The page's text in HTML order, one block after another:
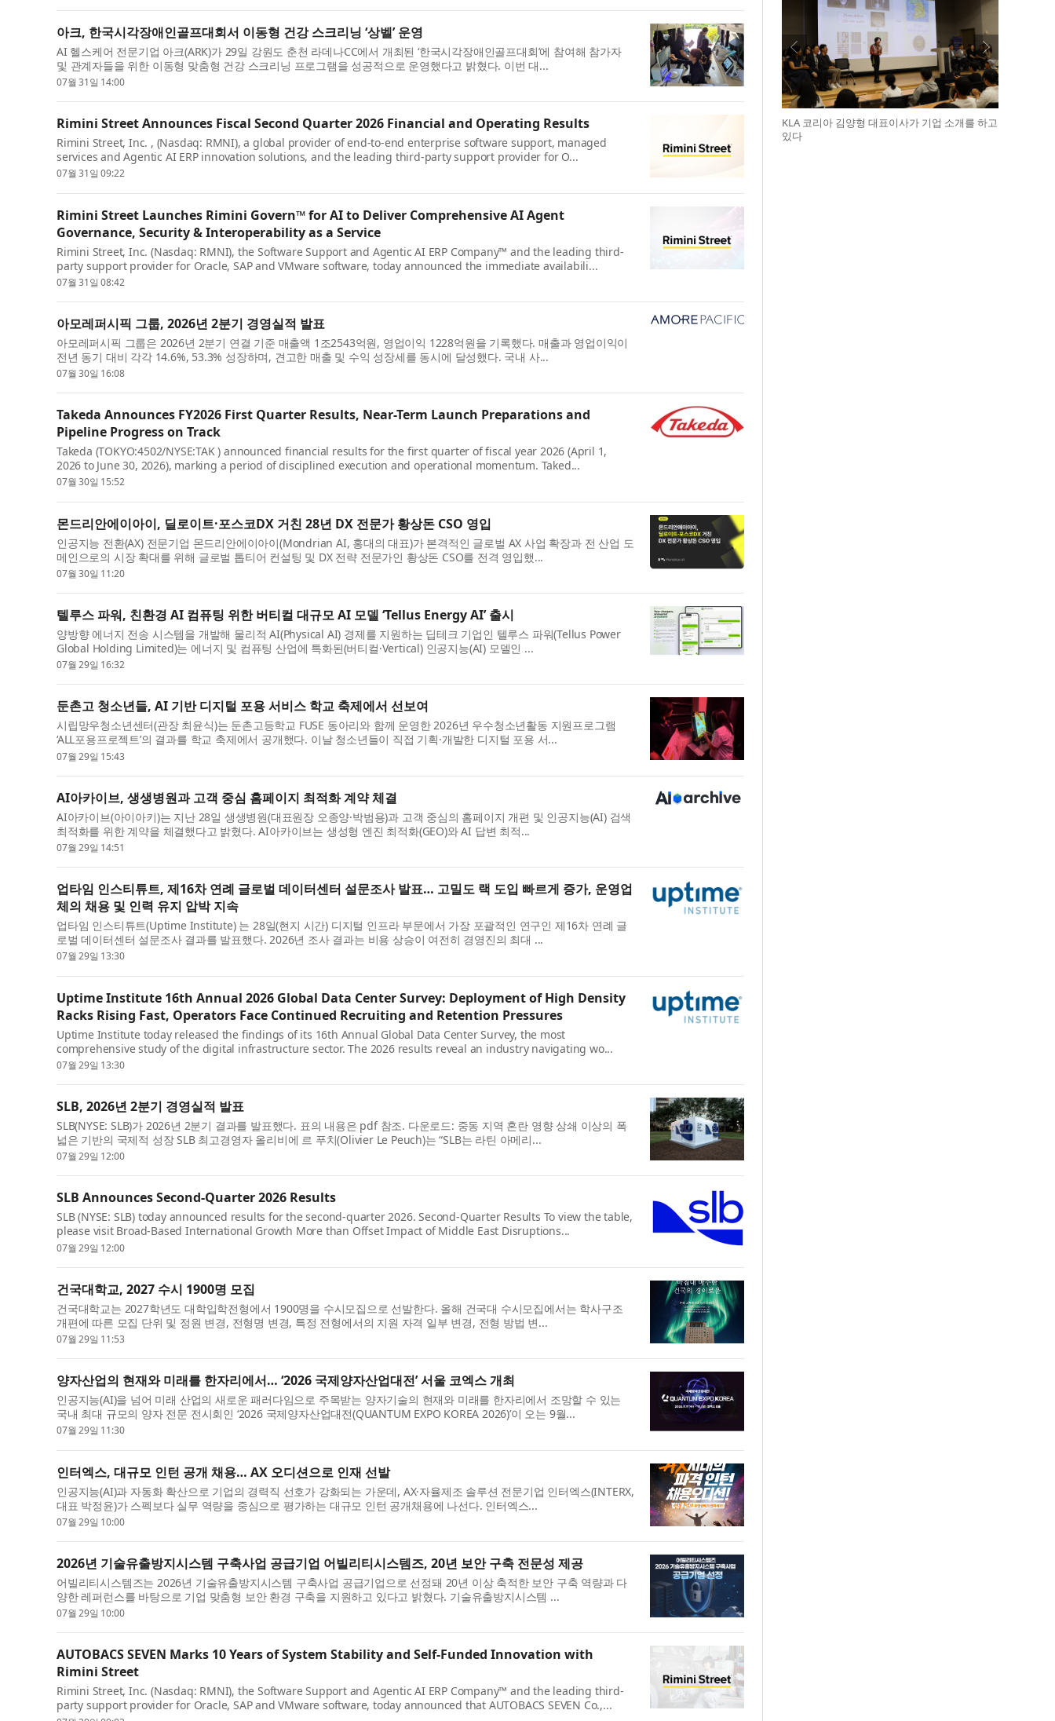
아크, 한국시각장애인골프대회서 이동형 건강 스크리닝 ‘상벨’ 운영
AI 헬스케어 전문기업 아크(ARK)가 29일 강원도 춘천 라데나CC에서 개최된 ‘한국시각장애인골프대회’에 참여해 참가자
및 관계자들을 위한 이동형 맞춤형 건강 스크리닝 프로그램을 성공적으로 운영했다고 밝혔다. 이번 대...
07월 31일 14:00
Rimini Street Announces Fiscal Second Quarter 2026 Financial and Operating Results
Rimini Street, Inc. , (Nasdaq: RMNI), a global provider of end-to-end enterprise software support, managed
services and Agentic AI ERP innovation solutions, and the leading third-party support provider for O...
07월 31일 09:22
Rimini Street Launches Rimini Govern™ for AI to Deliver Comprehensive AI Agent
Governance, Security & Interoperability as a Service
Rimini Street, Inc. (Nasdaq: RMNI), the Software Support and Agentic AI ERP Company™ and the leading third-
party support provider for Oracle, SAP and VMware software, today announced the immediate availabili...
07월 31일 08:42
아모레퍼시픽 그룹, 2026년 2분기 경영실적 발표
아모레퍼시픽 그룹은 2026년 2분기 연결 기준 매출액 1조2543억원, 영업이익 1228억원을 기록했다. 매출과 영업이익이
전년 동기 대비 각각 14.6%, 53.3% 성장하며, 견고한 매출 및 수익 성장세를 동시에 달성했다. 국내 사...
07월 30일 16:08
Takeda Announces FY2026 First Quarter Results, Near-Term Launch Preparations and
Pipeline Progress on Track
Takeda (TOKYO:4502/NYSE:TAK ) announced financial results for the first quarter of fiscal year 2026 (April 1,
2026 to June 30, 2026), marking a period of disciplined execution and operational momentum. Taked...
07월 30일 15:52
몬드리안에이아이, 딜로이트·포스코DX 거친 28년 DX 전문가 황상돈 CSO 영입
인공지능 전환(AX) 전문기업 몬드리안에이아이(Mondrian AI, 홍대의 대표)가 본격적인 글로벌 AX 사업 확장과 전 산업 도
메인으로의 시장 확대를 위해 글로벌 톱티어 컨설팅 및 DX 전략 전문가인 황상돈 CSO를 전격 영입했...
07월 30일 11:20
텔루스 파워, 친환경 AI 컴퓨팅 위한 버티컬 대규모 AI 모델 ‘Tellus Energy AI’ 출시
양방향 에너지 전송 시스템을 개발해 물리적 AI(Physical AI) 경제를 지원하는 딥테크 기업인 텔루스 파워(Tellus Power
Global Holding Limited)는 에너지 및 컴퓨팅 산업에 특화된(버티컬·Vertical) 인공지능(AI) 모델인 ...
07월 29일 16:32
둔촌고 청소년들, AI 기반 디지털 포용 서비스 학교 축제에서 선보여
시립망우청소년센터(관장 최윤식)는 둔촌고등학교 FUSE 동아리와 함께 운영한 2026년 우수청소년활동 지원프로그램
‘ALL포용프로젝트’의 결과를 학교 축제에서 공개했다. 이날 청소년들이 직접 기획·개발한 디지털 포용 서...
07월 29일 15:43
AI아카이브, 생생병원과 고객 중심 홈페이지 최적화 계약 체결
AI아카이브(아이아키)는 지난 28일 생생병원(대표원장 오종양·박범용)과 고객 중심의 홈페이지 개편 및 인공지능(AI) 검색
최적화를 위한 계약을 체결했다고 밝혔다. AI아카이브는 생성형 엔진 최적화(GEO)와 AI 답변 최적...
07월 29일 14:51
업타임 인스티튜트, 제16차 연례 글로벌 데이터센터 설문조사 발표… 고밀도 랙 도입 빠르게 증가, 운영업
체의 채용 및 인력 유지 압박 지속
업타임 인스티튜트(Uptime Institute) 는 28일(현지 시간) 디지털 인프라 부문에서 가장 포괄적인 연구인 제16차 연례 글
로벌 데이터센터 설문조사 결과를 발표했다. 2026년 조사 결과는 비용 상승이 여전히 경영진의 최대 ...
07월 29일 13:30
Uptime Institute 16th Annual 2026 Global Data Center Survey: Deployment of High Density
Racks Rising Fast, Operators Face Continued Recruiting and Retention Pressures
Uptime Institute today released the findings of its 16th Annual Global Data Center Survey, the most
comprehensive study of the digital infrastructure sector. The 2026 results reveal an industry navigating wo...
07월 29일 13:30
SLB, 2026년 2분기 경영실적 발표
SLB(NYSE: SLB)가 2026년 2분기 결과를 발표했다. 표의 내용은 pdf 참조. 다운로드: 중동 지역 혼란 영향 상쇄 이상의 폭
넓은 기반의 국제적 성장 SLB 최고경영자 올리비에 르 푸치(Olivier Le Peuch)는 “SLB는 라틴 아메리...
07월 29일 12:00
SLB Announces Second-Quarter 2026 Results
SLB (NYSE: SLB) today announced results for the second-quarter 2026. Second-Quarter Results To view the table,
please visit Broad-Based International Growth More than Offset Impact of Middle East Disruptions...
07월 29일 12:00
건국대학교, 2027 수시 1900명 모집
건국대학교는 2027학년도 대학입학전형에서 1900명을 수시모집으로 선발한다. 올해 건국대 수시모집에서는 학사구조
개편에 따른 모집 단위 및 정원 변경, 전형명 변경, 특정 전형에서의 지원 자격 일부 변경, 전형 방법 변...
07월 29일 11:53
양자산업의 현재와 미래를 한자리에서… ‘2026 국제양자산업대전’ 서울 코엑스 개최
인공지능(AI)을 넘어 미래 산업의 새로운 패러다임으로 주목받는 양자기술의 현재와 미래를 한자리에서 조망할 수 있는
국내 최대 규모의 양자 전문 전시회인 ‘2026 국제양자산업대전(QUANTUM EXPO KOREA 2026)’이 오는 9월...
07월 29일 11:30
인터엑스, 대규모 인턴 공개 채용… AX 오디션으로 인재 선발
인공지능(AI)과 자동화 확산으로 기업의 경력직 선호가 강화되는 가운데, AX·자율제조 솔루션 전문기업 인터엑스(INTERX,
대표 박정윤)가 스펙보다 실무 역량을 중심으로 평가하는 대규모 인턴 공개채용에 나선다. 인터엑스...
07월 29일 10:00
2026년 기술유출방지시스템 구축사업 공급기업 어빌리티시스템즈, 20년 보안 구축 전문성 제공
어빌리티시스템즈는 2026년 기술유출방지시스템 구축사업 공급기업으로 선정돼 20년 이상 축적한 보안 구축 역량과 다
양한 레퍼런스를 바탕으로 기업 맞춤형 보안 환경 구축을 지원하고 있다고 밝혔다. 기술유출방지시스템 ...
07월 29일 10:00
AUTOBACS SEVEN Marks 10 Years of System Stability and Self-Funded Innovation with
Rimini Street
Rimini Street, Inc. (Nasdaq: RMNI), the Software Support and Agentic AI ERP Company™ and the leading third-
party support provider for Oracle, SAP and VMware software, today announced that AUTOBACS SEVEN Co.,...
KLA 코리아 김양형 대표이사가 기업 소개를 하고
있다